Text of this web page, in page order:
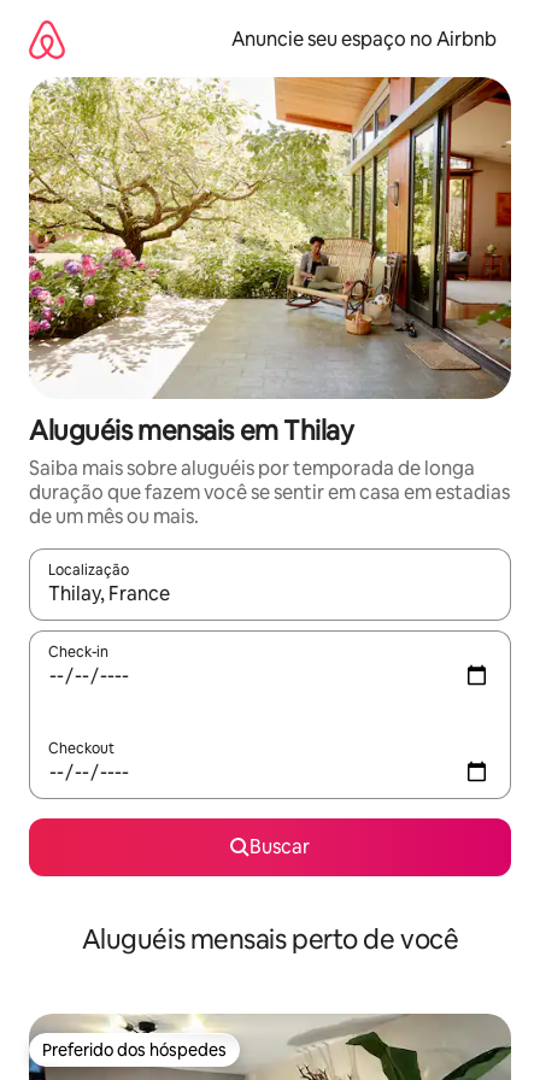
para
conteúdo
Anuncie seu espaço no Airbnb
Aluguéis mensais em Thilay
Saiba mais sobre aluguéis por temporada de longa
duração que fazem você se sentir em casa em estadias
de um mês ou mais.
Localização
Quando os resultados estiverem disponíveis, explore-os
Check-in
Checkout
Buscar
Aluguéis mensais perto de você
Preferido dos hóspedes
Preferido dos hóspedes